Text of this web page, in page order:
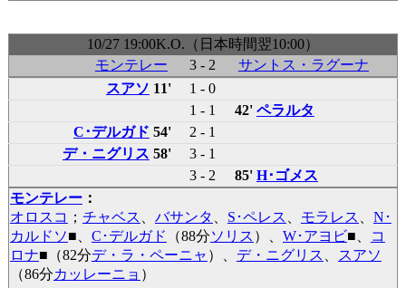
10/27 19:00K.O.（日本時間翌10:00）
モンテレー
3 - 2
サントス・ラグーナ
スアソ 11'
1 - 0
1 - 1
42' ペラルタ
C･デルガド 54'
2 - 1
デ・ニグリス 58'
3 - 1
3 - 2
85' H･ゴメス
モンテレー：
オロスコ ； チャベス バサンタ S･ペレス モラレス
N･
カルドソ■ C･デルガド （88分ソリス ）、 W･アヨビ■
コ
ロナ■ （82分デ・ラ・ペーニャ ）、 デ・ニグリス
スアソ
（86分カッレーニョ ）